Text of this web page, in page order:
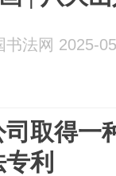
书法网 2025-
取得一
利